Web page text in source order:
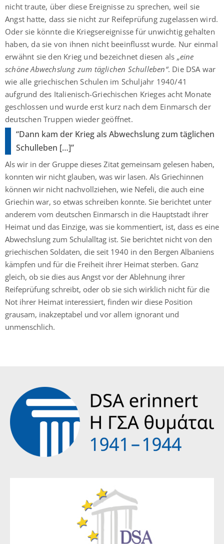
nicht traute, über diese Ereignisse zu sprechen, weil sie
Angst hatte, dass sie nicht zur Reifeprüfung zugelassen wird.
Oder sie könnte die Kriegsereignisse für unwichtig gehalten
haben, da sie von ihnen nicht beeinflusst wurde. Nur einmal
erwähnt sie den Krieg und bezeichnet diesen als „eine
schöne Abwechslung zum täglichen Schulleben“. Die DSA war
wie alle griechischen Schulen im Schuljahr 1940/41
aufgrund des Italienisch-Griechischen Krieges acht Monate
geschlossen und wurde erst kurz nach dem Einmarsch der
deutschen Truppen wieder geöffnet.
“Dann kam der Krieg als Abwechslung zum täglichen
Schulleben […]”
Als wir in der Gruppe dieses Zitat gemeinsam gelesen haben,
konnten wir nicht glauben, was wir lasen. Als Griechinnen
können wir nicht nachvollziehen, wie Nefeli, die auch eine
Griechin war, so etwas schreiben konnte. Sie berichtet unter
anderem vom deutschen Einmarsch in die Hauptstadt ihrer
Heimat und das Einzige, was sie kommentiert, ist, dass es eine
Abwechslung zum Schulalltag ist. Sie berichtet nicht von den
griechischen Soldaten, die seit 1940 in den Bergen Albaniens
kämpfen und für die Freiheit ihrer Heimat sterben. Ganz
gleich, ob sie dies aus Angst vor der Ablehnung ihrer
Reifeprüfung schreibt, oder ob sie sich wirklich nicht für die
Not ihrer Heimat interessiert, finden wir diese Position
grausam, inakzeptabel und vor allem ignorant und
unmenschlich.